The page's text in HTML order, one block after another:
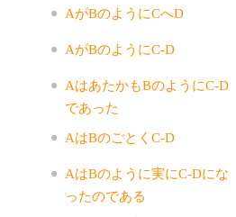
AがBのようにCへD
AがBのようにC-D
AはあたかもBのようにC-D
であった
AはBのごとくC-D
AはBのように実にC-Dにな
ったのである